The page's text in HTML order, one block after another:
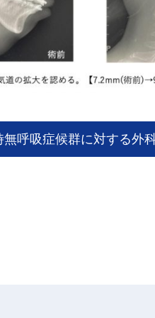
無呼吸症候群に対する外